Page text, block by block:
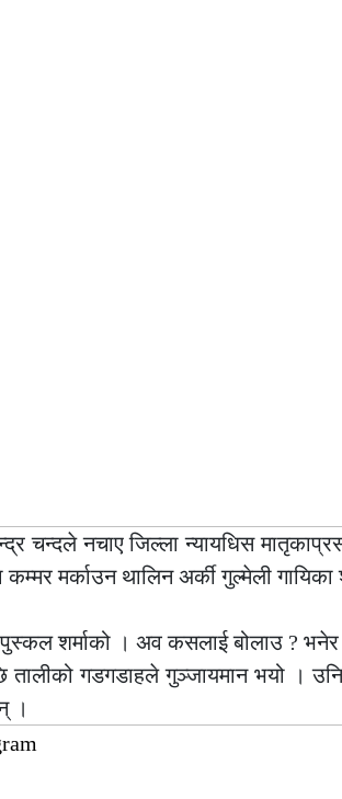
चन्दले नचाए जिल्ला न्यायधिस
कम्मर मर्काउन थालिन अर्की गुल्मेली
शर्माको । अव कसलाई बोलाउ ?
तालीको गडगडाहले गुञ्जायमान भयो ।
।